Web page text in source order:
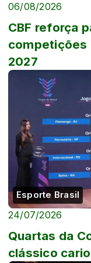
06/08/2026
CBF reforça
competições
2027
Esporte Brasil
24/07/2026
Quartas da
clássico